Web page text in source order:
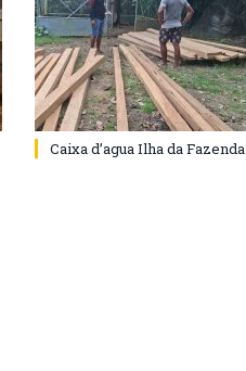
Caixa d’agua Ilha da Fazenda